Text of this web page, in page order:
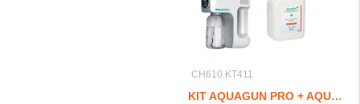
CH610.KT411
KIT AQUAGUN PRO + AQUASINE PRO 5L